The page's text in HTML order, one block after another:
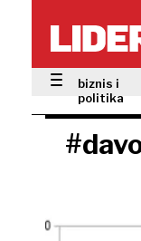
biznis i
politika